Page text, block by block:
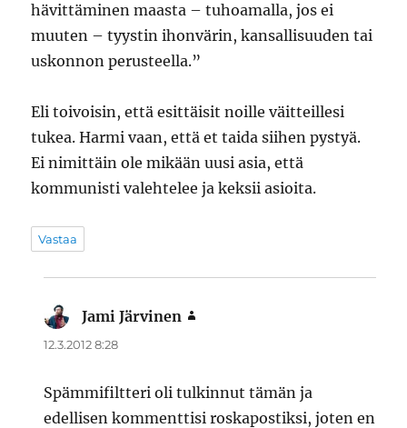
hävittäminen maasta – tuhoamalla, jos ei
muuten – tyystin ihonvärin, kansallisuuden tai
uskonnon perusteella.”
Eli toivoisin, että esittäisit noille väitteillesi
tukea. Harmi vaan, että et taida siihen pystyä.
Ei nimittäin ole mikään uusi asia, että
kommunisti valehtelee ja keksii asioita.
Vastaa
Jami Järvinen
12.3.2012 8:28
Spämmifiltteri oli tulkinnut tämän ja
edellisen kommenttisi roskapostiksi, joten en